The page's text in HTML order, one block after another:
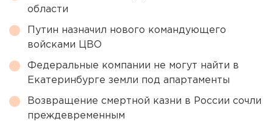
области
Путин назначил нового командующего
войсками ЦВО
Федеральные компании не могут найти в
Екатеринбурге земли под апартаменты
Возвращение смертной казни в России сочли
преждевременным